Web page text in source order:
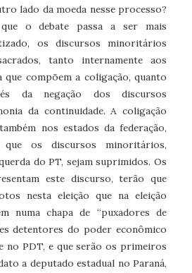
lado da moeda nesse processo?
o debate passa a ser mais
os discursos minoritários
tanto internamente aos
que compõem a coligação, quanto
da negação dos discursos
da continuidade. A coligação
nos estados da federação,
os discursos minoritários,
do PT, sejam suprimidos. Os
este discurso, terão que
nesta eleição que na eleição
numa chapa de “puxadores de
detentores do poder econômico
no PDT, e que serão os primeiros
a deputado estadual no Paraná,